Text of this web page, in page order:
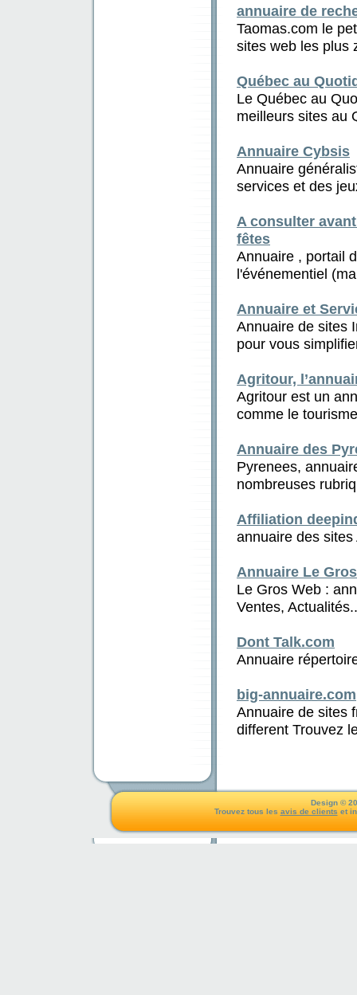
annuaire de
Taomas.com le
sites web les plus
Québec au
Le Québec au
meilleurs sites au
Annuaire Cybsis
Annuaire
services et des
A consulter
fêtes
Annuaire , portail
l'événementiel
Annuaire et
Annuaire de sites
pour vous
Agritour,
Agritour est un
comme le
Annuaire des
Pyrenees,
nombreuses
Affiliation
annuaire des
Annuaire Le
Le Gros Web :
Ventes,
Dont Talk.com
Annuaire
big-annuaire.com
Annuaire de sites
different Trouvez
Design ©
Trouvez tous les avis de clients et